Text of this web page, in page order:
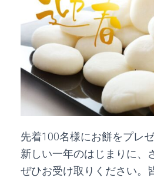
先着100名様にお餅をプレ
新しい一年のはじまりに、
ぜひお受け取りください。